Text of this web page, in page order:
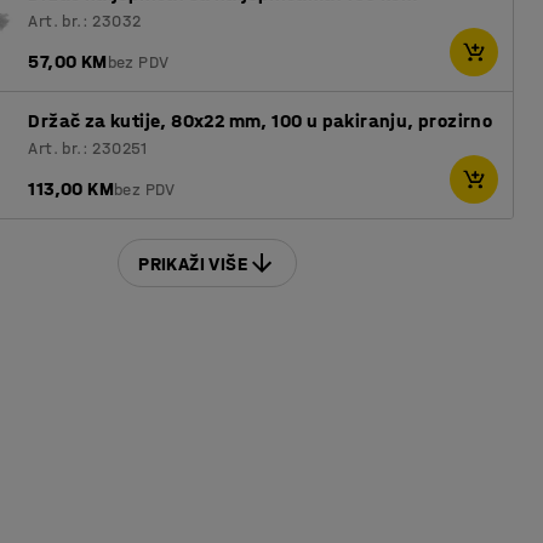
Art. br.: 23032
57,00 KMbez PDV
Držač za kutije, 80x22 mm, 100 u pakiranju, prozirno
Art. br.: 230251
113,00 KMbez PDV
PRIKAŽI VIŠE